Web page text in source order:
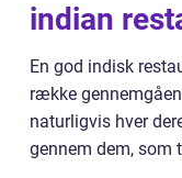
indian
En god indisk
række
naturligvis hver
gennem dem, som